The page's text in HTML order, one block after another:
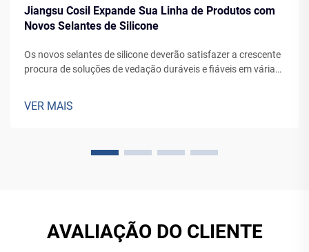
Jiangsu Cosil Expande Sua Linha de Produtos com
Novos Selantes de Silicone
Os novos selantes de silicone deverão satisfazer a crescente
procura de soluções de vedação duráveis e fiáveis em várias
VER MAIS
AVALIAÇÃO DO CLIENTE